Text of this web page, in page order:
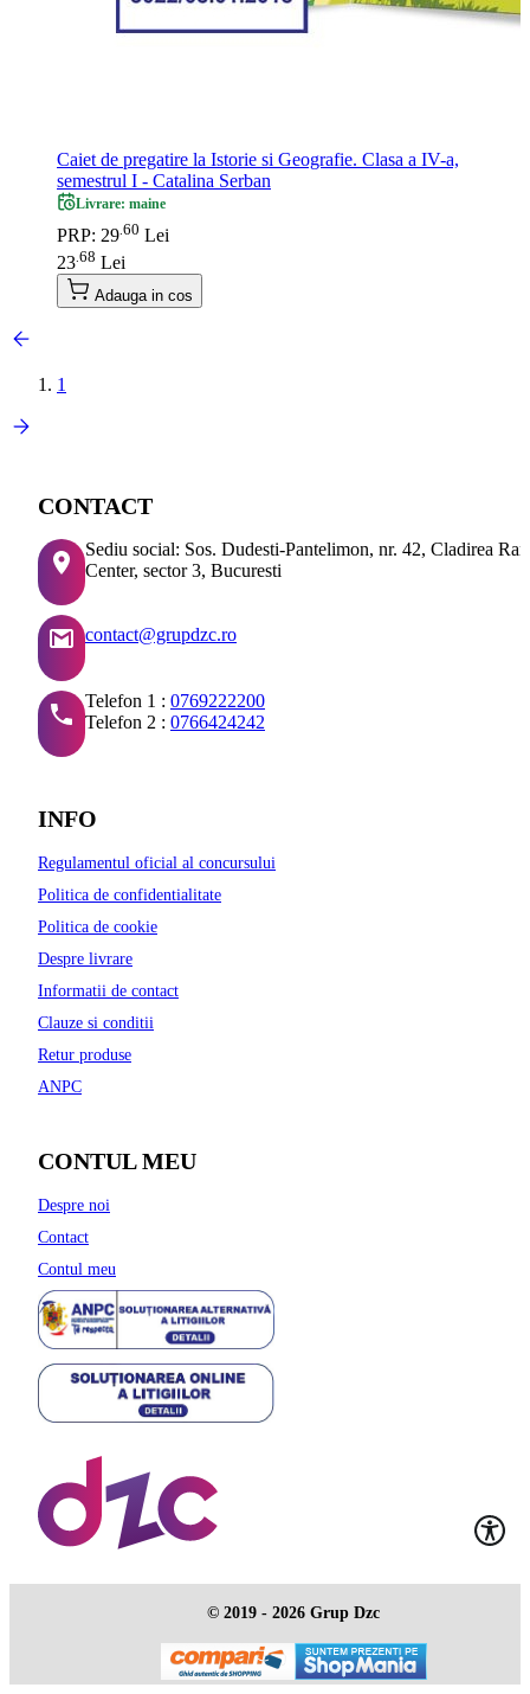
Caiet de pregatire la Istorie si Geografie. Clasa a IV-a,
semestrul I - Catalina Serban
Livrare: maine
PRP: 29 60 Lei
23 68 Lei
Adauga in cos
1
CONTACT
Sediu social: Sos. Dudesti-Pantelimon, nr. 42, Cladirea
Center, sector 3, Bucuresti
contact@grupdzc.ro
Telefon 1 : 0769222200
Telefon 2 : 0766424242
INFO
Regulamentul oficial al concursului
Politica de confidentialitate
Politica de cookie
Despre livrare
Informatii de contact
Clauze si conditii
Retur produse
ANPC
CONTUL MEU
Despre noi
Contact
Contul meu
© 2019 - 2026 Grup Dzc